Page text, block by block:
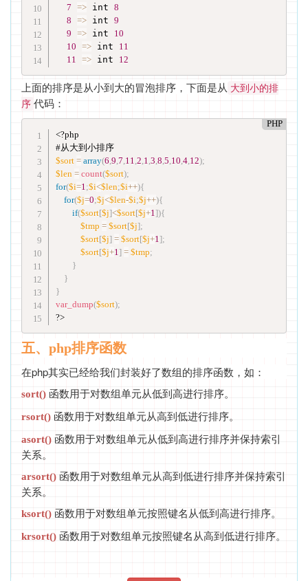
7
=> int 8
8
=> int 9
9
=> int 10
10
=> int 11
11
=> int 12
上面的排序是从小到大的冒泡排序，下面是从 大到小的排
序 代码：
PHP
<?php
#从大到小排序
$sort = array(6,9,7,11,2,1,3,8,5,10,4,12);
$len = count($sort);
for($i=1;$i<$len;$i++){
for($j=0;$j<$len-$i;$j++){
if($sort[$j]<$sort[$j+1]){
$tmp = $sort[$j];
$sort[$j] = $sort[$j+1];
$sort[$j+1] = $tmp;
}
}
}
var_dump($sort);
?>
五、php排序函数
在php其实已经给我们封装好了数组的排序函数，如：
sort() 函数用于对数组单元从低到高进行排序。
rsort() 函数用于对数组单元从高到低进行排序。
asort() 函数用于对数组单元从低到高进行排序并保持索引
关系。
arsort() 函数用于对数组单元从高到低进行排序并保持索引
关系。
ksort() 函数用于对数组单元按照键名从低到高进行排序。
krsort() 函数用于对数组单元按照键名从高到低进行排序。